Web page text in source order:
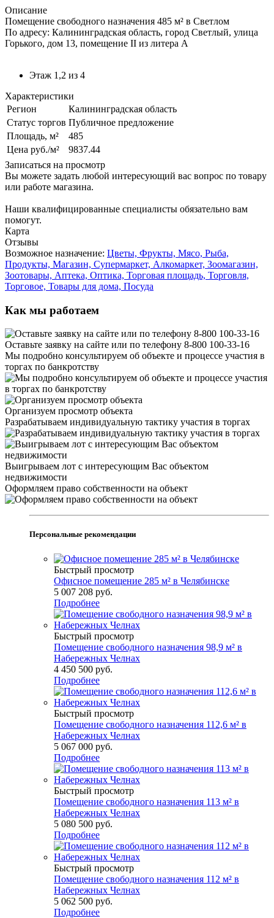
Описание
Помещение свободного назначения 485 м² в Светлом
По адресу: Калининградская область, город Светлый, улица
Горького, дом 13, помещение II из литера А
Этаж 1,2 из 4
Характеристики
Регион
Калининградская область
Статус торгов Публичное предложение
Площадь, м²
485
Цена руб./м²
9837.44
Записаться на просмотр
Вы можете задать любой интересующий вас вопрос по товару
или работе магазина.
Наши квалифицированные специалисты обязательно вам
помогут.
Карта
Отзывы
Возможное назначение: Цветы, Фрукты, Мясо, Рыба,
Продукты, Магазин, Супермаркет, Алкомаркет, Зоомагазин,
Зоотовары, Аптека, Оптика, Торговая площадь, Торговля,
Торговое, Товары для дома, Посуда
Как мы работаем
Оставьте заявку на сайте или по телефону 8-800 100-33-16
Мы подробно консультируем об объекте и процессе участия в
торгах по банкротству
Организуем просмотр объекта
Разрабатываем индивидуальную тактику участия в торгах
Выигрываем лот с интересующим Вас объектом
недвижимости
Оформляем право собственности на объект
Персональные рекомендации
Быстрый просмотр
Офисное помещение 285 м² в Челябинске
5 007 208 руб.
Подробнее
Быстрый просмотр
Помещение свободного назначения 98,9 м² в
Набережных Челнах
4 450 500 руб.
Подробнее
Быстрый просмотр
Помещение свободного назначения 112,6 м² в
Набережных Челнах
5 067 000 руб.
Подробнее
Быстрый просмотр
Помещение свободного назначения 113 м² в
Набережных Челнах
5 080 500 руб.
Подробнее
Быстрый просмотр
Помещение свободного назначения 112 м² в
Набережных Челнах
5 062 500 руб.
Подробнее